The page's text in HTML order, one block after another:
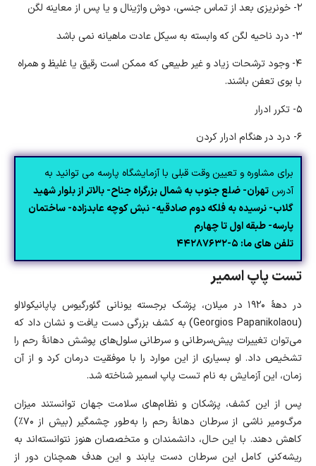
۲- خونریزی بعد از تماس جنسی، دوش واژینال و یا پس از معاینه لگن
۳- درد ناحیه لگن که وابسته به سیکل عادت ماهیانه نمی باشد
۴- وجود ترشحات زیاد و غیر طبیعی که ممکن است رقیق یا غلیظ و همراه
با بوی تعفن باشند.
۵- تکرر ادرار
۶- درد در هنگام ادرار کردن
برای مشاوره و تعیین وقت قبلی با آزمایشگاه پارسه می توانید به
آدرس تهران- ضلع جنوب به شمال بزرگراه جناح- بالاتر از بلوار شهید
گلاب- نرسیده به فلکه دوم صادقیه- نبش کوچه عابدزاده- ساختمان
پارسه- طبقه اول تا چهارم
تلفن های ما: ۵-۴۴۲۸۷۶۳۲
تست پاپ اسمیر
در دههٔ ۱۹۲۰ در میلان، پزشک برجسته یونانی گئورگیوس پاپانیکولااو
(Georgios Papanikolaou) به کشف بزرگی دست یافت و نشان داد که
می‌توان تغییرات پیش‌سرطانی و سرطانی سلول‌های پوشش دهانهٔ رحم را
تشخیص داد. او بسیاری از این موارد را با موفقیت درمان کرد و از آن
زمان، این آزمایش به نام تست پاپ اسمیر شناخته شد.
پس از این کشف، پزشکان و نظام‌های سلامت جهان توانستند میزان
مرگ‌ومیر ناشی از سرطان دهانهٔ رحم را به‌طور چشمگیر (بیش از ۷۰٪)
کاهش دهند. با این حال، دانشمندان و متخصصان هنوز نتوانسته‌اند به
ریشه‌کنی کامل این سرطان دست یابند و این هدف همچنان دور از